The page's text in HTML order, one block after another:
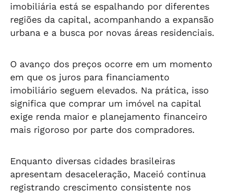
imobiliária está se espalhando por diferentes
regiões da capital, acompanhando a expansão
urbana e a busca por novas áreas residenciais.
O avanço dos preços ocorre em um momento
em que os juros para financiamento
imobiliário seguem elevados. Na prática, isso
significa que comprar um imóvel na capital
exige renda maior e planejamento financeiro
mais rigoroso por parte dos compradores.
Enquanto diversas cidades brasileiras
apresentam desaceleração, Maceió continua
registrando crescimento consistente nos